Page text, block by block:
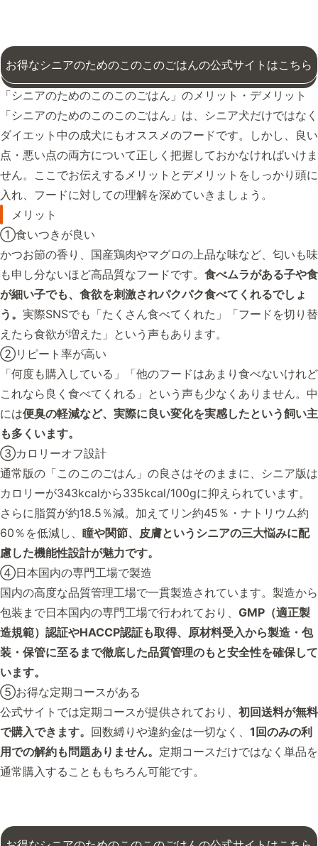
お得なシニアのためのこのこのごはんの公式サイトはこちら
「シニアのためのこのこのごはん」のメリット・デメリット
「シニアのためのこのこのごはん」は、シニア犬だけではなく
ダイエット中の成犬にもオススメのフードです。しかし、良い
点・悪い点の両方について正しく把握しておかなければいけま
せん。ここでお伝えするメリットとデメリットをしっかり頭に
入れ、フードに対しての理解を深めていきましょう。
メリット
①食いつきが良い
かつお節の香り、国産鶏肉やマグロの上品な味など、匂いも味
も申し分ないほど高品質なフードです。 食べムラがある子や食
が細い子でも、食欲を刺激されパクパク食べてくれるでしょ
う。 実際SNSでも「たくさん食べてくれた」「フードを切り替
えたら食欲が増えた」という声もあります。
②リピート率が高い
「何度も購入している」「他のフードはあまり食べないけれど
これなら良く食べてくれる」という声も少なくありません。中
には便臭の軽減など、実際に良い変化を実感したという飼い主
も多くいます。
③カロリーオフ設計
通常版の「このこのごはん」の良さはそのままに、シニア版は
カロリーが343kcalから335kcal/100gに抑えられています。
さらに脂質が約18.5％減。加えてリン約45％・ナトリウム約
60％を低減し、 瞳や関節、皮膚というシニアの三大悩みに配
慮した機能性設計が魅力です。
④日本国内の専門工場で製造
国内の高度な品質管理工場で一貫製造されています。製造から
包装まで日本国内の専門工場で行われており、 GMP（適正製
造規範）認証やHACCP認証も取得、原材料受入から製造・包
装・保管に至るまで徹底した品質管理のもと安全性を確保して
います。
⑤お得な定期コースがある
公式サイトでは定期コースが提供されており、 初回送料が無料
で購入できます。 回数縛りや違約金は一切なく、 1回のみの利
用での解約も問題ありません。 定期コースだけではなく単品を
通常購入することももちろん可能です。